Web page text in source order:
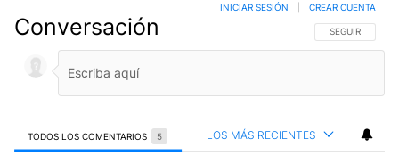
Conversación SIGA ESTA
SEGUIR
INICIAR SESIÓN CREAR CUENTA
TODOS LOS COMENTARIOS 5 LOS MÁS RECIENTES